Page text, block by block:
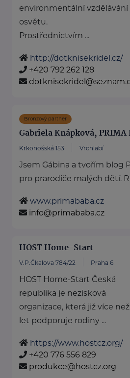
environmentální vzdělávání
osvětu.
Prostřednictvím ...
http://dotknisekridel.cz/
+420 792 262 128
Bronzový partner
Gabriela Knápková, PRIMA
Krkonošská 153 Vrchlabí
Jsem Gábina a tvořím blog
pro prarodiče malých dětí.
www.primababa.cz
info@primababa.cz
HOST Home-Start
V.P.Čkalova 784/22 Praha 6
HOST Home-Start Česká
republika je nezisková
organizace, která již více
let podporuje rodiny ...
https://www.hostcz.org/
+420 776 556 829
produkce@hostcz.org